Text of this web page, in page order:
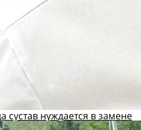
сустав нуждается в замене